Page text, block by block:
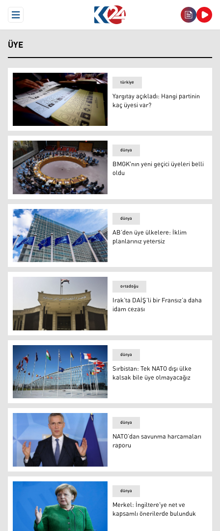
Open Menu
ÜYE
Yargıtay açıkladı: Hangi partinin kaç üyesi var?
türkiye
Yargıtay açıkladı: Hangi partinin
kaç üyesi var?
BMGK'nın yeni geçici üyeleri belli oldu
dünya
BMGK'nın yeni geçici üyeleri belli
oldu
AB’den üye ülkelere: İklim planlarınız yetersiz
dünya
AB’den üye ülkelere: İklim
planlarınız yetersiz
Irak’ta DAİŞ’li bir Fransız’a daha idam cezası
ortadoğu
Irak’ta DAİŞ’li bir Fransız’a daha
idam cezası
Sırbistan: Tek NATO dışı ülke kalsak bile üye
dünya
Sırbistan: Tek NATO dışı ülke
kalsak bile üye olmayacağız
NATO’dan savunma harcamaları raporu
dünya
NATO’dan savunma harcamaları
raporu
dünya
Merkel: İngiltere'ye net ve
kapsamlı önerilerde bulunduk